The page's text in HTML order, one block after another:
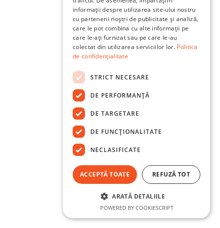
informații despre utilizarea site-ului nostru
cu partenerii noștri de publicitate și analiză,
care le pot combina cu alte informații pe
care le-ați furnizat sau pe care le-au
colectat din utilizarea serviciilor lor. Politica
de confidențialitate
STRICT NECESARE
DE PERFORMANȚĂ
DE TARGETARE
DE FUNCŢIONALITATE
NECLASIFICATE
ACCEPTĂ TOATE REFUZĂ TOT
ARATĂ DETALIILE
POWERED BY COOKIESCRIPT